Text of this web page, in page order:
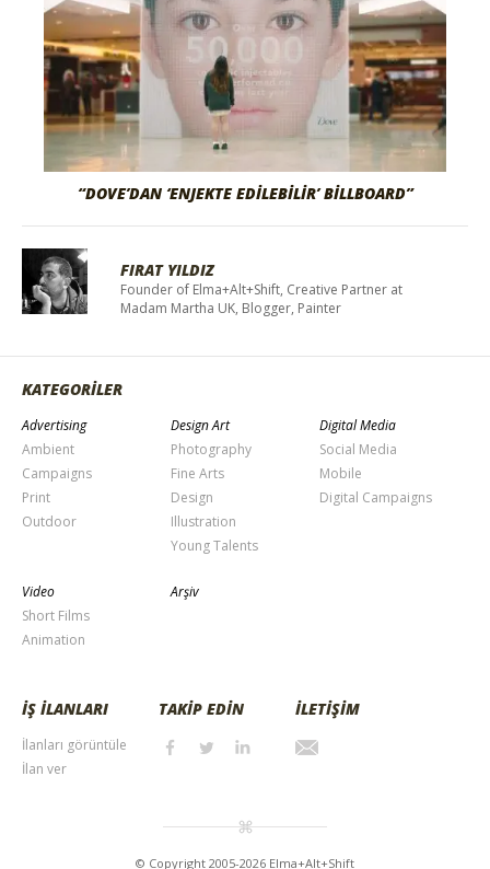
“DOVE’DAN ‘ENJEKTE EDILEBILIR’ BILLBOARD”
FIRAT YILDIZ
Founder of Elma+Alt+Shift, Creative Partner at
Madam Martha UK, Blogger, Painter
KATEGORİLER
Advertising
Ambient
Campaigns
Print
Outdoor
Design Art
Photography
Fine Arts
Design
Illustration
Young Talents
Digital Media
Social Media
Mobile
Digital Campaigns
Video
Short Films
Animation
Arşiv
İŞ İLANLARI
İlanları görüntüle
İlan ver
TAKİP EDİN İLETİŞİM
© Copyright 2005-2026 Elma+Alt+Shift